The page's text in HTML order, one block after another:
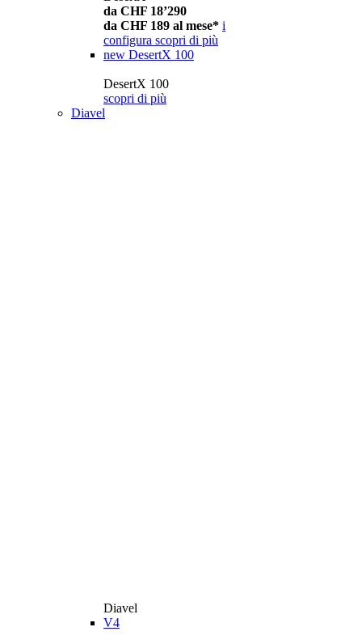
da CHF 18’290
da CHF 189 al mese* i
configura scopri di più
new DesertX 100
DesertX 100
scopri di più
Diavel
Diavel
V4